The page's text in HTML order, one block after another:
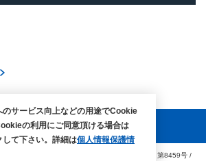
ALL RIGHTS RESERVED. 国土交通大臣（3）第8459号 /
のサービス向上などの用途でCookie
の利用にご同意頂ける場合は
して下さい。詳細は個人情報保護情